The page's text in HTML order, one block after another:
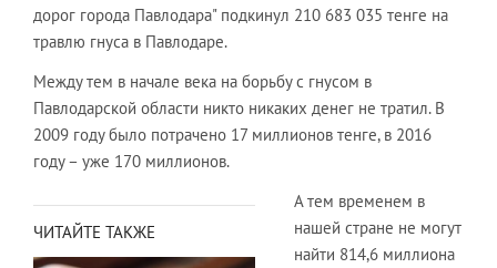
дорог города Павлодара" подкинул 210 683 035 тенге на
травлю гнуса в Павлодаре.
Между тем в начале века на борьбу с гнусом в
Павлодарской области никто никаких денег не тратил. В
2009 году было потрачено 17 миллионов тенге, в 2016
году – уже 170 миллионов.
ЧИТАЙТЕ ТАКЖЕ
А тем временем в
нашей стране не могут
найти 814,6 миллиона